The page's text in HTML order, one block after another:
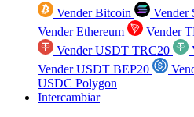
Vender Bitcoin Vender
Vender Ethereum
Vender
Vender USDT TRC20
Vender USDT BEP20
USDC Polygon
Intercambiar